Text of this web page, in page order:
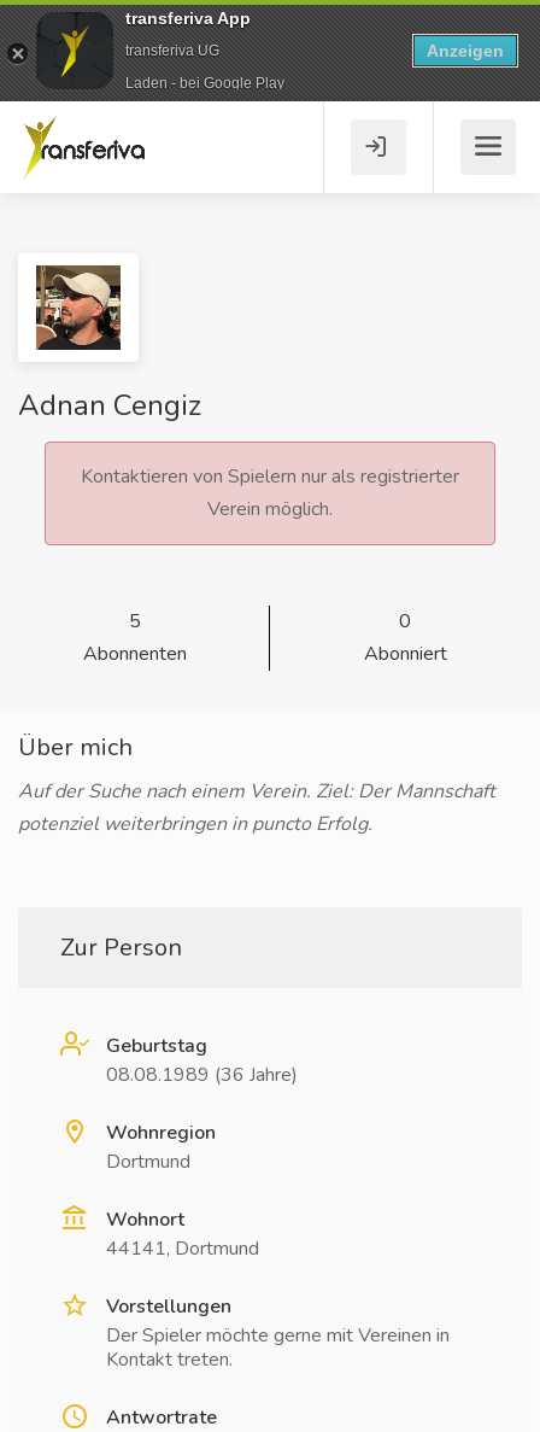
Adnan Cengiz
Kontaktieren von Spielern nur als registrierter
Verein möglich.
5
Abonnenten
0
Abonniert
Über mich
Auf der Suche nach einem Verein. Ziel: Der Mannschaft
potenziel weiterbringen in puncto Erfolg.
Zur Person
Geburtstag
08.08.1989 (36 Jahre)
Wohnregion
Dortmund
Wohnort
44141, Dortmund
Vorstellungen
Der Spieler möchte gerne mit Vereinen in
Kontakt treten.
Antwortrate
transferiva App
transferiva UG
Laden - bei Google Play
Anzeigen